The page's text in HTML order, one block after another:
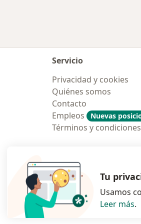
Servicio
Privacidad y cookies
Quiénes somos
Contacto
Empleos
Nuevas
Términos y condiciones
Tu
Usamos
Leer más.